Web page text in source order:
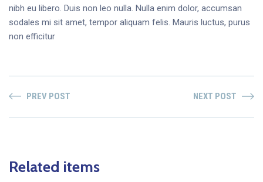
nibh eu libero. Duis non leo nulla. Nulla enim dolor, accumsan
sodales mi sit amet, tempor aliquam felis. Mauris luctus, purus
non efficitur
PREV POST NEXT POST
Related items